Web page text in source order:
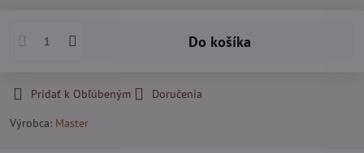
Do košíka
Pridať k Obľúbeným
Doručenia
Výrobca: Master